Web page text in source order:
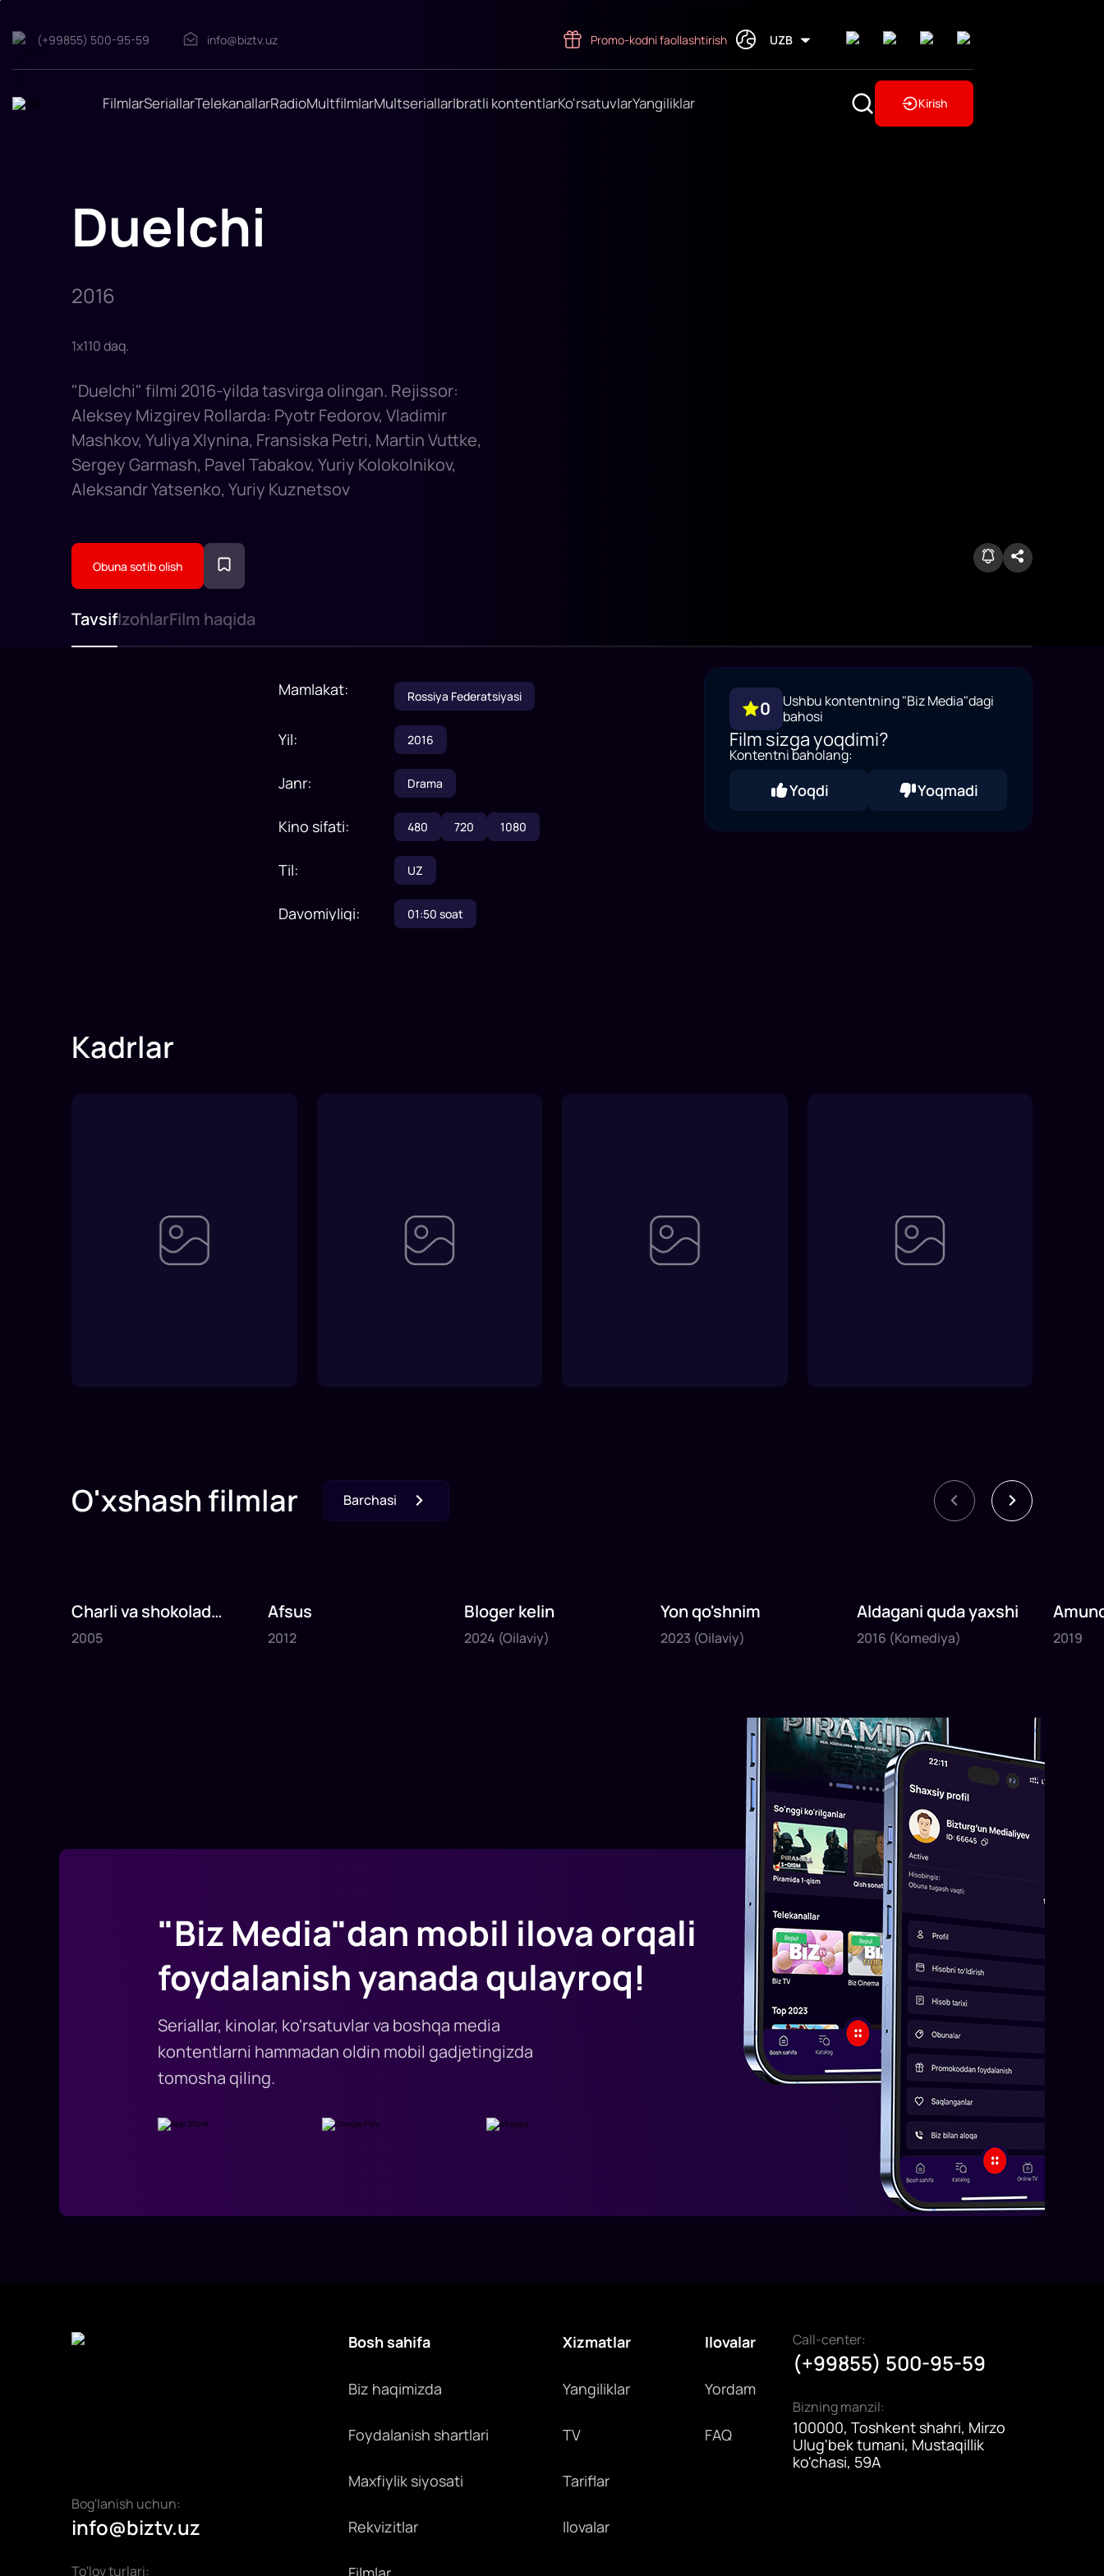
Duelchi
"Duelchi"
2016-
olingan.
(+99855) 500-95-59 info@biztv.uz Promo-kodni faollashtirish UZB
FilmlarSeriallarTelekanallarRadioMultfilmlarMultseriallarIbratli kontentlarKo'rsatuvlarYangiliklar Kirish
Duelchi
2016
1x110daq.
"Duelchi" filmi 2016-yilda tasvirga olingan. Rejissor:
Aleksey Mizgirev Rollarda: Pyotr Fedorov, Vladimir
Mashkov, Yuliya Xlynina, Fransiska Petri, Martin Vuttke,
Sergey Garmash, Pavel Tabakov, Yuriy Kolokolnikov,
Aleksandr Yatsenko, Yuriy Kuznetsov
Obuna sotib olish
TavsifIzohlarFilm haqida
Mamlakat: Rossiya Federatsiyasi
Yil: 2016
Janr: Drama
Kino sifati: 480 720 1080
Til: UZ
Davomiyligi: 01:50 soat
0
Ushbu kontentning "Biz Media"dagi
bahosi
Film sizga yoqdimi?
Kontentni baholang:
Yoqdi Yoqmadi
Kadrlar
O'xshash filmlar Barchasi
2005
1x75
Charli va shokolad
fabrikasi
2005
2012
1x80
Afsus
2012
2024
1x35daq.
Bloger kelin
2024 (Oilaviy)
2023
1x40daq.
Yon qo'shnim
2023 (Oilaviy)
2016
1x82daq.
Aldagani quda yaxshi
2016 (Komediya)
2019
1x120
2019
"Biz Media"dan mobil ilova orqali
foydalanish yanada qulayroq!
Seriallar, kinolar, ko'rsatuvlar va boshqa media
kontentlarni hammadan oldin mobil gadjetingizda
tomosha qiling.
Bog'lanish uchun:
info@biztv.uz
To'lov turlari:
Bosh sahifa
Biz haqimizda
Foydalanish shartlari
Maxfiylik siyosati
Rekvizitlar
Xizmatlar
Yangiliklar
TV
Tariflar
Ilovalar
Ilovalar
Yordam
FAQ
Call-center:
(+99855) 500-95-59
Bizning manzil:
100000, Toshkent shahri, Mirzo
Ulug'bek tumani, Mustaqillik
ko'chasi, 59A